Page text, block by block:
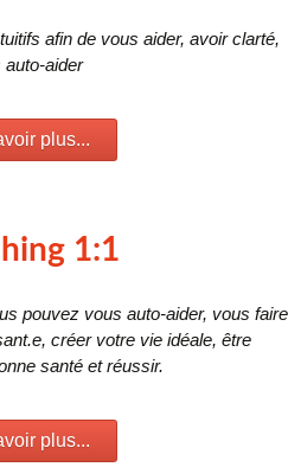
afin de vous aider, avoir clarté,
auto-aider
plus...
1:1
pouvez vous auto-aider, vous faire
créer votre vie idéale, être
santé et réussir.
plus...